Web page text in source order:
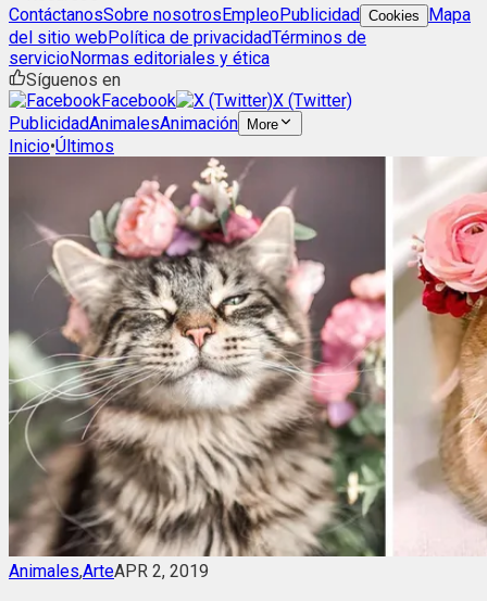
ContáctanosSobre nosotrosEmpleoPublicidad Cookies
Mapa
del sitio webPolítica de privacidadTérminos de
servicioNormas editoriales y ética
Síguenos en
Facebook
X (Twitter)
PublicidadAnimalesAnimación More
Inicio•Últimos
Animales,ArteAPR 2, 2019